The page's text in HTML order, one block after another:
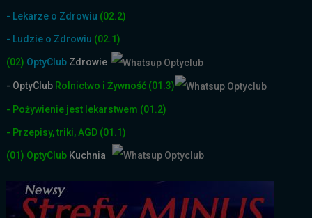
- Lekarze o Zdrowiu (02.2)
- Ludzie o Zdrowiu (02.1)
(02) OptyClub Zdrowie
- OptyClub Rolnictwo i Żywność (01.3)
- Pożywienie jest lekarstwem (01.2)
- Przepisy, triki, AGD (01.1)
(01) OptyClub Kuchnia